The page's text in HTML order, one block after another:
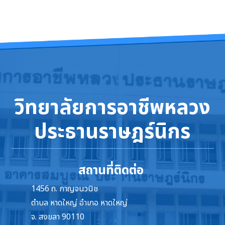
วิทยาลัยการอาชีพหลวง
ประธานราษฎร์นิกร
สถานที่ติดต่อ
1456 ถ. กาญจนวนิช
ตำบล หาดใหญ่ อำเภอ หาดใหญ่
จ. สงขลา 90110